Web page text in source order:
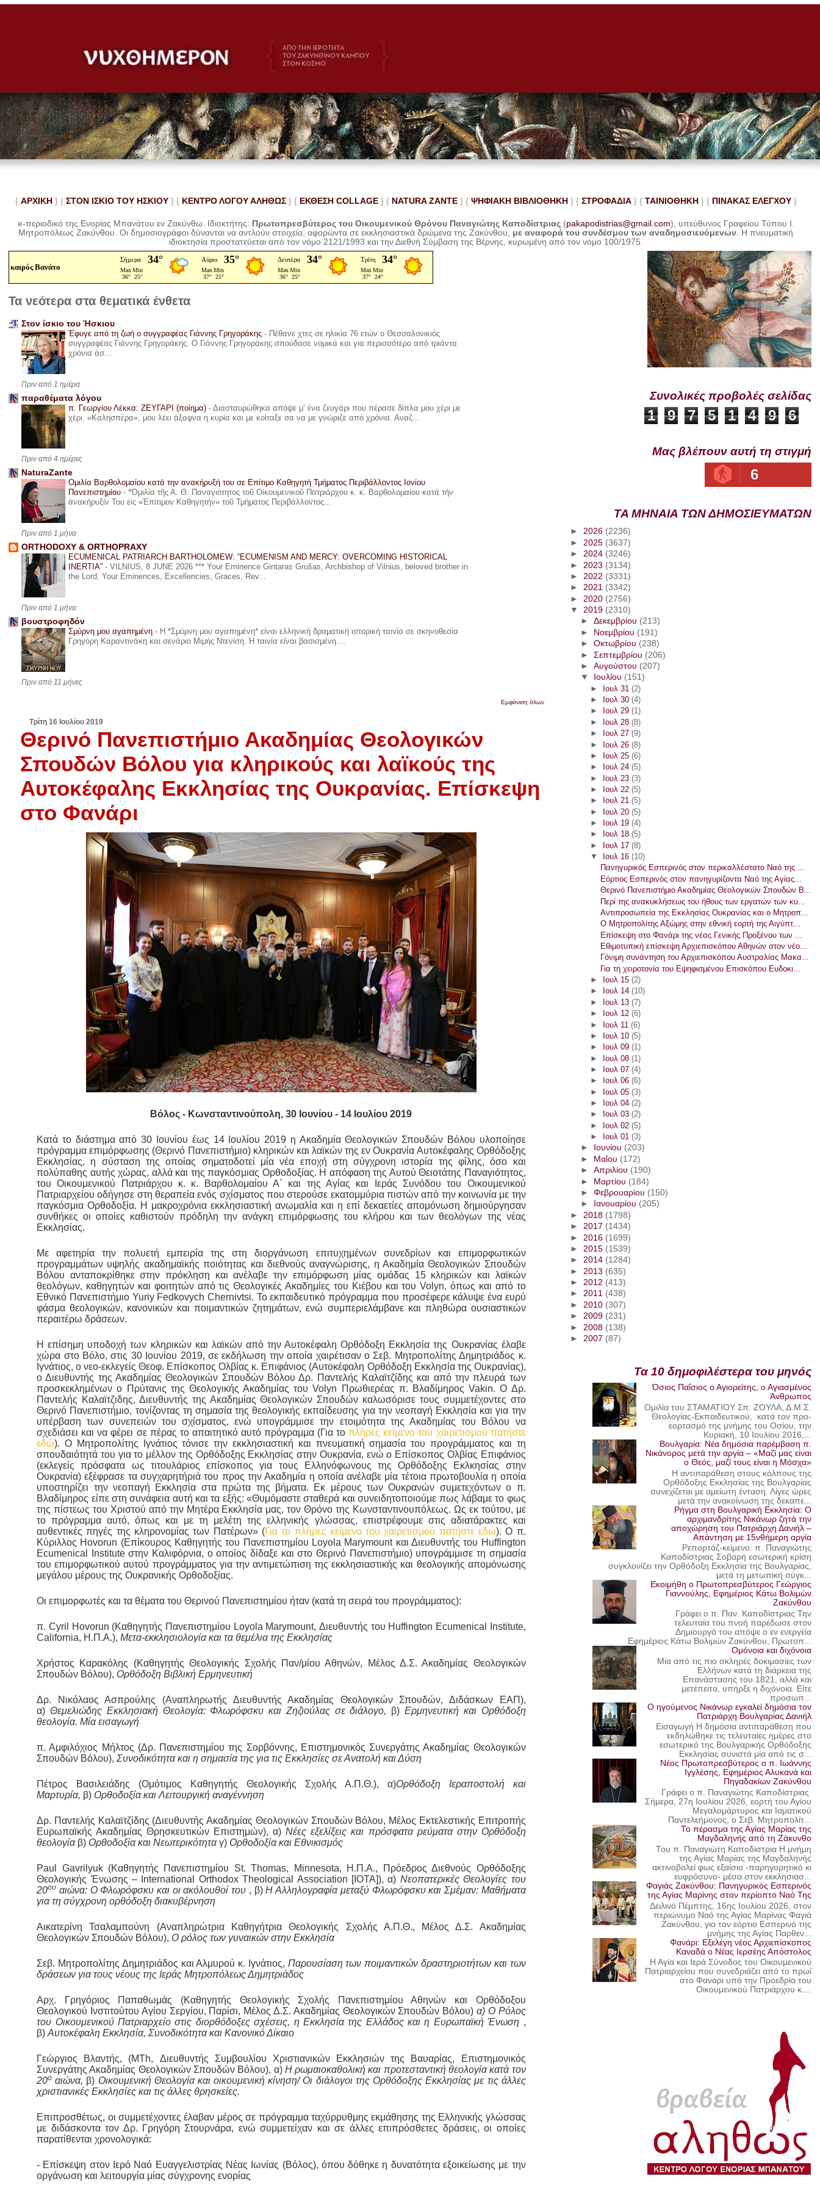
{ ΑΡΧΙΚΗ } { ΣΤΟΝ ΙΣΚΙΟ ΤΟΥ ΗΣΚΙΟΥ } { ΚΕΝΤΡΟ ΛΟΓΟΥ ΑΛΗΘΩΣ } { ΕΚΘΕΣΗ COLLAGE }{ NATURA ZANTE} { ΨΗΦΙΑΚΗ ΒΙΒΛΙΟΘΗΚΗ } { ΣΤΡΟΦΑΔΙΑ } { ΤΑΙΝΙΟΘΗΚΗ } { ΠΙΝΑΚΑΣ ΕΛΕΓΧΟΥ}
e-περιοδικό της Ενορίας Μπανάτου εν Ζακύνθω. Ιδιοκτήτης: Πρωτοπρεσβύτερος του Οικουμενικού Θρόνου Παναγιώτης Καποδίστριας (pakapodistrias@gmail.com), υπεύθυνος Γραφείου Τύπου Ι.
Μητροπόλεως Ζακύνθου.Οι δημοσιογράφοι δύνανται να αντλούν στοιχεία, αφορώντα σε εκκλησιαστικά δρώμενα της Ζακύνθου, με αναφορά του συνδέσμου των αναδημοσιευόμενων . Ηπνευματική
ιδιοκτησία προστατεύεται από τον νόμο 2121/1993 και την Διεθνή Σύμβαση της Βέρνης, κυρωμένη από τον νόμο 100/1975.
καιρός Βανάτο
Τα νεότερα στα θεματικά ένθετα
Στον ίσκιο του Ήσκιου
Έφυγε από τη ζωή ο συγγραφέας Γιάννης Γρηγοράκης - Πέθανε χτες σε ηλικία 76 ετών ο Θεσσαλονικιός
συγγραφέας Γιάννης Γρηγοράκης. Ο Γιάννης Γρηγοράκης σπούδασε νομικά και για περισσότερο από τριάντα
χρόνια άσ...
Πριν από 1 ημέρα
παραθέματα λόγου
π. Γεωργίου Λέκκα: ΖΕΥΓΑΡΙ (ποίημα) - Διασταυρώθηκα απόψε μ’ ένα ζευγάρι που πέρασε δίπλα μου χέρι με
χέρι. «Καλησπέρα», μου λέει άξαφνα η κυρία και με κοίταξε σα να με γνώριζε από χρόνια. Αναζ...
Πριν από 4 ημέρες
NaturaZante
Ομιλία Βαρθολομαίου κατά την ανακήρυξή του σε Επίτιμο Καθηγητή Τμήματος Περιβάλλοντος Ιονίου
Πανεπιστημίου - *Ὁμιλία τῆς Α. Θ. Παναγιότητος τοῦ Οἰκουμενικοῦ Πατριάρχου κ. κ. Βαρθολομαίου κατά τήν
ἀνακήρυξίν Του εἰς «Ἐπίτιμον Καθηγητήν» τοῦ Τμήματος Περιβάλλοντος...
Πριν από 1 μήνα
ORTHODOXY & ORTHOPRAXY
ECUMENICAL PATRIARCH BARTHOLOMEW: “ECUMENISM AND MERCY: OVERCOMING HISTORICAL
INERTIA” - VILNIUS, 8 JUNE 2026 *** Your Eminence Gintaras Grušas, Archbishop of Vilnius, beloved brother in
the Lord, Your Eminences, Excellencies, Graces, Rev...
Πριν από 1 μήνα
βουστροφηδόν
Σμύρνη μου αγαπημένη - Η *Σμύρνη μου αγαπημένη* είναι ελληνική δραματική ιστορική ταινία σε σκηνοθεσία
Γρηγόρη Καραντινάκη και σενάριο Μιμής Ντενίση. Η ταινία είναι βασισμένη ...
Πριν από 11 μήνες
Εμφάνιση όλων
Τρίτη 16 Ιουλίου 2019
Θερινό Πανεπιστήμιο Ακαδημίας Θεολογικών
Σπουδών Βόλου για κληρικούς και λαϊκούς της
Αυτοκέφαλης Εκκλησίας της Ουκρανίας. Eπίσκεψη
στο Φανάρι
Βόλος - Κωνσταντινούπολη, 30 Ιουνίου - 14 Ιουλίου 2019
Κατά το διάστημα από 30 Ιουνίου έως 14 Ιουλίου 2019 η Ακαδημία Θεολογικών Σπουδών Βόλου υλοποίησε
πρόγραμμα επιμόρφωσης (Θερινό Πανεπιστήμιο) κληρικών και λαϊκών της εν Ουκρανία Αυτοκέφαλης Ορθόδοξης
Εκκλησίας, η σύσταση της οποίας σηματοδοτεί μία νέα εποχή στη σύγχρονη ιστορία της φίλης, όσο και
πολύπαθης αυτής χώρας, αλλά και της παγκόσμιας Ορθοδοξίας. Η απόφαση της Αυτού Θειοτάτης Παναγιότητος,
του Οικουμενικού Πατριάρχου κ. κ. Βαρθολομαίου Α΄ και της Αγίας και Ιεράς Συνόδου του Οικουμενικού
Πατριαρχείου οδήγησε στη θεραπεία ενός σχίσματος που στερούσε εκατομμύρια πιστών από την κοινωνία με την
παγκόσμια Ορθοδοξία. Η μακροχρόνια εκκλησιαστική ανωμαλία και η επί δεκαετίες απομόνωση δημιούργησαν
συνθήκες οι οποίες καθιστούν πρόδηλη την ανάγκη επιμόρφωσης του κλήρου και των θεολόγων της νέας
Εκκλησίας.
Με αφετηρία την πολυετή εμπειρία της στη διοργάνωση επιτυχημένων συνεδρίων και επιμορφωτικών
προγραμμάτων υψηλής ακαδημαϊκής ποιότητας και διεθνούς αναγνώρισης, η Ακαδημία Θεολογικών Σπουδών
Βόλου ανταποκρίθηκε στην πρόκληση και ανέλαβε την επιμόρφωση μίας ομάδας 15 κληρικών και λαϊκών
θεολόγων, καθηγητών και φοιτητών από τις Θεολογικές Ακαδημίες του Κιέβου και του Volyn, όπως και από το
Εθνικό Πανεπιστήμιο Yuriy Fedkovych Chernivtsi. Το εκπαιδευτικό πρόγραμμα που προσέφερε κάλυψε ένα ευρύ
φάσμα θεολογικών, κανονικών και ποιμαντικών ζητημάτων, ενώ συμπεριελάμβανε και πληθώρα ουσιαστικών
περαιτέρω δράσεων.
Η επίσημη υποδοχή των κληρικών και λαϊκών από την Αυτοκέφαλη Ορθόδοξη Εκκλησία της Ουκρανίας έλαβε
χώρα στο Βόλο, στις 30 Ιουνίου 2019, σε εκδήλωση την οποία χαιρέτισαν ο Σεβ. Μητροπολίτης Δημητριάδος κ.
Ιγνάτιος, ο νεο-εκλεγείς Θεοφ. Επίσκοπος Ολβίας κ. Επιφάνιος (Αυτοκέφαλη Ορθόδοξη Εκκλησία της Ουκρανίας),
ο Διευθυντής της Ακαδημίας Θεολογικών Σπουδών Βόλου Δρ. Παντελής Καλαϊτζίδης και από την πλευρά των
προσκεκλημένων ο Πρύτανις της Θεολογικής Ακαδημίας του Volyn Πρωθιερέας π. Βλαδίμηρος Vakin. Ο Δρ.
Παντελής Καλαϊτζιδης, Διευθυντής της Ακαδημίας Θεολογικών Σπουδών καλωσόρισε τους συμμετέχοντες στο
Θερινό Πανεπιστήμιο, τονίζοντας τη σημασία της θεολογικής εκπαίδευσης για την νεοπαγή Εκκλησία και για την
υπέρβαση των συνεπειών του σχίσματος, ενώ υπογράμμισε την ετοιμότητα της Ακαδημίας του Βόλου να
σχεδιάσει και να φέρει σε πέρας το απαιτητικό αυτό πρόγραμμα (Για τοπλήρες κείμενο του χαιρετισμού πατήστε
εδώ). Ο Μητροπολίτης Ιγνάτιος τόνισε την εκκλησιαστική και πνευματική σημασία του προγράμματος και τη
σπουδαιότητά του για το μέλλον της Ορθόδοξης Εκκλησίας στην Ουκρανία, ενώ ο Επίσκοπος Ολβίας Επιφάνιος
(εκλεγείς πρόσφατα ως τιτουλάριος επίσκοπος για τους Ελληνόφωνους της Ορθόδοξης Εκλκησίας στην
Ουκρανία) εξέφρασε τα συγχαρητήριά του προς την Ακαδημία η οποία ανέλαβε μία τέτοια πρωτοβουλία η οποία
υποστηρίζει την νεοπαγή Εκκλησία στα πρώτα της βήματα. Εκ μέρους των Ουκρανών συμετεχόντων ο π.
Βλαδίμηρος είπε στη συνάφεια αυτή και τα εξής: «Θυμόμαστε σταθερά και συνειδητοποιούμε πως λάβαμε το φως
της πίστεως του Χριστού από την Μητέρα Εκκλησία μας, τον Θρόνο της Κωνσταντινουπόλεως. Ως εκ τούτου, με
το πρόγραμμα αυτό, όπως και με τη μελέτη της ελληνικής γλώσσας, επιστρέφουμε στις αδιατάρακτες και
αυθεντικές πηγές της κληρονομίας των Πατέρων» (Για το πλήρες κείμενο του χαιρετισμού πατήστε εδώ). Ο π.
Κύριλλος Hovorun (Επίκουρος Καθηγητής του Πανεπιστημίου Loyola Marymount και Διευθυντής του Huffington
Ecumenical Institute στην Καλιφόρνια, ο οποίος δίδαξε και στο Θερινό Πανεπιστήμιο) υπογράμμισε τη σημασία
του επιμορφωτικού αυτού προγράμματος για την αντιμετώπιση της εκκλησιαστικής και θεολογικής απομόνωσης
μεγάλου μέρους της Ουκρανικής Ορθοδοξίας.
Οι επιμορφωτές και τα θέματα του Θερινού Πανεπιστημίου ήταν (κατά τη σειρά του προγράμματος):
π. Cyril Hovorun (Καθηγητής Πανεπιστημίου Loyola Marymount, Διευθυντής του Huffington Ecumenical Institute,
California, Η.Π.Α.),Μετα-εκκλησιολογία και τα θεμέλια της Εκκλησίας
Χρήστος Καρακόλης (Καθηγητής Θεολογικής Σχολής Παν/μίου Αθηνών, Μέλος Δ.Σ. Ακαδημίας Θεολογικών
Σπουδών Βόλου), Ορθόδοξη Βιβλική Ερμηνευτική
Δρ. Νικόλαος Ασπρούλης (Αναπληρωτής Διευθυντής Ακαδημίας Θεολογικών Σπουδών, Διδάσκων ΕΑΠ),
α) Θεμελιώδης Εκκλησιακή Θεολογία: Φλωρόφσκυ και Ζηζιούλας σε διάλογο, β)Ερμηνευτική και Ορθόδοξη
θεολογία. Μία εισαγωγή
π. Αμφιλόχιος Μήλτος (Δρ. Πανεπιστημίου της Σορβόννης, Επιστημονικός Συνεργάτης Ακαδημίας Θεολογικών
Σπουδών Βόλου),Συνοδικότητα και η σημασία της για τις Εκκλησίες σε Ανατολή και Δύση
Πέτρος Βασιλειάδης (Ομότιμος Καθηγητής Θεολογικής Σχολής Α.Π.Θ.), α)Ορθόδοξη Ιεραποστολή και
Μαρτυρία, β) Ορθοδοξία και Λειτουργική αναγέννηση
Δρ. Παντελής Καλαϊτζίδης (Διευθυντής Ακαδημίας Θεολογικών Σπουδών Βόλου, Μέλος Εκτελεστικής Επιτροπής
Ευρωπαϊκής Ακαδημίας Θρησκευτικών Επιστημών), α) Νέες εξελίξεις και πρόσφατα ρεύματα στην Ορθόδοξη
θεολογία β) Ορθοδοξία και Νεωτερικότηταγ) Ορθοδοξία και Εθνικισμός
Paul Gavrilyuk (Καθηγητής Πανεπιστημίου St. Thomas, Minnesota, Η.Π.Α., Πρόεδρος Διεθνούς Ορθόδοξης
Θεολογικής Ένωσης – International Orthodox Theological Association [IOTA]), α) Νεοπατερικές Θεολογίες του
20ου αιώνα: Ο Φλωρόφσκυ και οι ακόλουθοί του , β)Η Αλληλογραφία μεταξύ Φλωρόφσκυ και Σμέμαν: Μαθήματα
για τη σύγχρονη ορθόδοξη διακυβέρνηση
Αικατερίνη Τσαλαμπούνη (Αναπληρώτρια Καθηγήτρια Θεολογικής Σχολής Α.Π.Θ., Μέλος Δ.Σ. Ακαδημίας
Θεολογικών Σπουδών Βόλου), Ο ρόλος των γυναικών στην Εκκλησία
Σεβ. Μητροπολίτης Δημητριάδος και Αλμυρού κ. Ιγνάτιος, Παρουσίαση των ποιμαντικών δραστηριοτήτων και των
δράσεων για τους νέους της Ιεράς Μητροπόλεως Δημητριάδος
Αρχ. Γρηγόριος Παπαθωμάς (Καθηγητής Θεολογικής Σχολής Πανεπιστημίου Αθηνών και Ορθόδοξου
Θεολογικού Ινστιτούτου Αγίου Σεργίου, Παρίσι, Μέλος Δ.Σ. Ακαδημίας Θεολογικών Σπουδών Βόλου)α) Ο Ρόλος
του Οικουμενικού Πατριαρχείο στις διορθόδοξες σχέσεις, η Εκκλησία της Ελλάδος και η Ευρωπαϊκή Ένωση ,
β)Αυτοκέφαλη Εκκλησία, Συνοδικότητα και Κανονικό Δίκαιο
Γεώργιος Βλαντής, (MTh, Διευθυντής Συμβουλίου Χριστιανικών Εκκλησιών της Βαυαρίας, Επιστημονικός
Συνεργάτης Ακαδημίας Θεολογικών Σπουδών Βόλου), α) Η ρωμαιοκαθολική και προτεσταντική θεολογία κατά τον
20ο αιώνα, β) Οικουμενική Θεολογία και οικουμενική κίνηση/ Οι διάλογοι της Ορθόδοξης Εκκλησίας με τις άλλες
χριστιανικές Εκκλησίες και τις άλλες θρησκείες.
Επιπροσθέτως, οι συμμετέχοντες έλαβαν μέρος σε πρόγραμμα ταχύρρυθμης εκμάθησης της Ελληνικής γλώσσας
με διδάσκοντα τον Δρ. Γρηγόρη Στουρνάρα, ενώ συμμετείχαν και σε άλλες επιπρόσθετες δράσεις, οι οποίες
παρατίθενται χρονολογικά:
- Επίσκεψη στον Ιερό Ναό Ευαγγελιστρίας Νέας Ιωνίας (Βόλος), όπου δόθηκε η δυνατότητα εξοικείωσης με την
οργάνωση και λειτουργία μίας σύγχρονης ενορίας
Συνολικές προβολές σελίδας
1 9 7 5 1 4 9 6
Μας βλέπουν αυτή τη στιγμή
6
ΤΑ ΜΗΝΑΙΑ ΤΩΝ ΔΗΜΟΣΙΕΥΜΑΤΩΝ
►2026 (2236)
► 2025 (3637)
►2024 (3246)
► 2023 (3134)
► 2022 (3331)
►2021 (3342)
► 2020 (2756)
▼2019 (2310)
► Δεκεμβρίου (213)
►
Νοεμβρίου (191)
► Οκτωβρίου (238)
► Σεπτεμβρίου (206)
► Αυγούστου (207)
▼
Ιουλίου (151)
► Ιουλ 31 (2)
►
Ιουλ 30 (4)
►
Ιουλ 29 (1)
►
Ιουλ 28 (8)
►
Ιουλ 27 (9)
► Ιουλ 26 (8)
►
Ιουλ 25 (6)
►
Ιουλ 24 (5)
► Ιουλ 23 (3)
►
Ιουλ 22 (5)
►
Ιουλ 21 (5)
► Ιουλ 20 (5)
►
Ιουλ 19 (4)
►
Ιουλ 18 (5)
►
Ιουλ 17 (8)
▼
Ιουλ 16 (10)
Πανηγυρικός Εσπερινός στον περικαλλέστατο Ναό της ...
Εόρτιος Εσπερινός στον πανηγυρίζοντα Ναό της Αγίας...
Θερινό Πανεπιστήμιο Ακαδημίας Θεολογικών Σπουδών Β...
Περί της ανακυκλήσεως του ήθους των εργατών των κυ...
Αντιπροσωπεία της Εκκλησίας Ουκρανίας και ο Μητροπ...
Ο Μητροπολίτης Αξώμης στην εθνική εορτή της Αιγύπτ...
Επίσκεψη στο Φανάρι της νέας Γενικής Προξένου των ...
Εθιμοτυπική επίσκεψη Αρχιεπισκόπου Αθηνών στον νέο...
Γόνιμη συνάντηση του Αρχιεπισκόπου Αυστραλίας Μακα...
Για τη χειροτονία του Εψηφισμένου Επισκόπου Ευδοκι...
►
Ιουλ 15 (2)
►
Ιουλ 14 (10)
►
Ιουλ 13 (7)
►
Ιουλ 12 (6)
► Ιουλ 11 (6)
►
Ιουλ 10 (5)
►
Ιουλ 09 (1)
► Ιουλ 08 (1)
►
Ιουλ 07 (4)
►
Ιουλ 06 (6)
► Ιουλ 05 (3)
►
Ιουλ 04 (2)
►
Ιουλ 03 (2)
► Ιουλ 02 (5)
►
Ιουλ 01 (3)
►
Ιουνίου (203)
►
Μαΐου (172)
► Απριλίου (190)
► Μαρτίου (184)
► Φεβρουαρίου (150)
►
Ιανουαρίου (205)
► 2018 (1798)
►2017 (1434)
► 2016 (1699)
► 2015 (1539)
►2014 (1284)
► 2013 (635)
►2012 (413)
►2011 (438)
► 2010 (307)
►2009 (231)
► 2008 (138)
►2007 (87)
Τα 10 δημοφιλέστερα του μηνός
Όσιος Παΐσιος ο Αγιορείτης, ο Αγιασμένος
Άνθρωπος
Ομιλία του ΣΤΑΜΑΤΙΟΥ Σπ. ΖΟΥΛΑ, Δ.Μ.Σ.
Θεολογίας-Εκπαιδευτικού, κατά τον προ-
εορτασμό της μνήμης του Οσίου, την
Κυριακή, 10 Ιουλίου 2016,...
Βουλγαρία: Νέα δημόσια παρέμβαση π.
Νικάνορος μετά την αργία – «Μαζί μας είναι
ο Θεός, μαζί τους είναι η Μόσχα»
Η αντιπαράθεση στους κόλπους της
Ορθόδοξης Εκκλησίας της Βουλγαρίας
συνεχίζεται με αμείωτη ένταση. Λίγες ώρες
μετά την ανακοίνωση της δεκαπε...
Ρήγμα στη Βουλγαρική Εκκλησία: Ο
αρχιμανδρίτης Νικάνωρ ζητά την
αποχώρηση του Πατριάρχη Δανιήλ –
Απάντηση με 15νθήμερη αργία
Ρεπορτάζ-κείμενο: π. Παναγιώτης
Καποδίστριας Σοβαρή εσωτερική κρίση
συγκλονίζει την Ορθόδοξη Εκκλησία της Βουλγαρίας,
μετά τη μετωπική σύγκ...
Εκοιμήθη ο Πρωτοπρεσβύτερος Γεώργιος
Γιαννούλης, Εφημέριος Κάτω Βολιμών
Ζακύνθου
Γράφει ο π. Παν. Καποδίστριας Την
τελευταία του πνοή παρέδωσε στον
Δημιουργό του απόψε ο εν ενεργεία
Εφημέριος Κάτω Βολιμών Ζακύνθου, Πρωτοπ...
Ομόνοια και διχόνοια
Μία από τις πιο σκληρές δοκιμασίες των
Ελλήνων κατά τη διάρκεια της
Επανάστασης του 1821, αλλά και
μετέπειτα, υπήρξε η διχόνοια. Είτε
προσωπ...
Ο ηγούμενος Νικάνωρ εγκαλεί δημόσια τον
Πατριάρχη Βουλγαρίας Δανιήλ
Εισαγωγή Η δημόσια αντιπαράθεση που
εκδηλώθηκε τις τελευταίες ημέρες στο
εσωτερικό της Βουλγαρικής Ορθόδοξης
Εκκλησίας συνιστά μία από τις σ...
Νέος Πρωτοπρεσβύτερος ο π. Ιωάννης
Ιγγλέσης, Εφημέριος Αλυκανά και
Πηγαδακίων Ζακύνθου
Γράφει ο π. Παναγιώτης Καποδίστριας
Σήμερα, 27η Ιουλίου 2026, εορτή του Αγίου
Μεγαλομάρτυρος και Ιαματικού
Παντελεήμονος, ο Σεβ. Μητροπολίτ...
Το πέρασμα της Αγίας Μαρίας της
Μαγδαληνής από τη Ζάκυνθο
Του π. Παναγιώτη Καποδίστρια Η μνήμη
της Αγίας Μαρίας της Μαγδαληνής
ακτινοβολεί φως εξαίσιο -παρηγορητικό κι
ευφρόσυνο- μέσα στον εκκλησιασ...
Φαγιάς Ζακύνθου: Πανηγυρικός Εσπερινός
της Αγίας Μαρίνης στον περίοπτο Ναό Της
Δειλινό Πέμπτης, 16ης Ιουλίου 2026, στον
περιώνυμο Ναό της Αγίας Μαρίνας Φαγιά
Ζακύνθου, για τον εόρτιο Εσπερινό της
μνήμης της Αγίας Παρθεν...
Φανάρι: Εξελέγη νέος Αρχιεπίσκοπος
Καναδά ο Νέας Ιερσέης Απόστολος
Η Αγία και Ιερά Σύνοδος του Οικουμενικού
Πατριαρχείου που συνεδριάζει από το πρωί
στο Φανάρι υπό την Προεδρία του
Οικουμενικού Πατριάρχου κ....